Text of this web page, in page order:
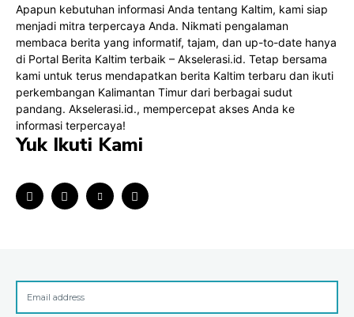
Apapun kebutuhan informasi Anda tentang Kaltim, kami siap
menjadi mitra terpercaya Anda. Nikmati pengalaman
membaca berita yang informatif, tajam, dan up-to-date hanya
di Portal Berita Kaltim terbaik – Akselerasi.id. Tetap bersama
kami untuk terus mendapatkan berita Kaltim terbaru dan ikuti
perkembangan Kalimantan Timur dari berbagai sudut
pandang. Akselerasi.id., mempercepat akses Anda ke
informasi terpercaya!
Yuk Ikuti Kami